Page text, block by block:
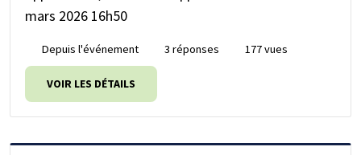
mars 2026 16h50
Depuis l'événement 3 réponses 177 vues
VOIR LES DÉTAILS